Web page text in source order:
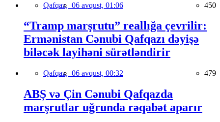
Qafqaz, 06 avqust, 01:06 450
“Tramp marşrutu” reallığa çevrilir:
Ermənistan Cənubi Qafqazı dəyişə
biləcək layihəni sürətləndirir
Qafqaz, 06 avqust, 00:32 479
ABŞ və Çin Cənubi Qafqazda
marşrutlar uğrunda rəqabət aparır